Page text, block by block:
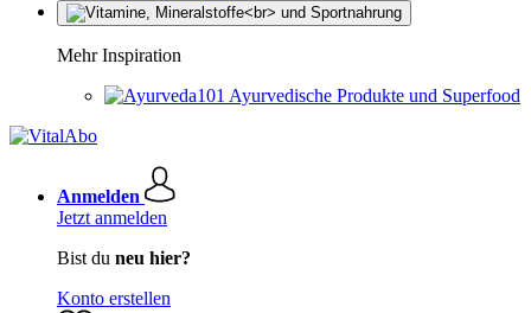
Mehr Inspiration
Ayurvedische Produkte und Superfood
Anmelden
Jetzt anmelden
Bist du neu hier?
Konto erstellen